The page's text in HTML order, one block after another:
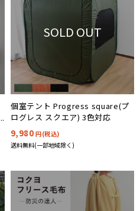
SOLD OUT
個室テント Progress square(プ
ログレス スクエア) 3色対応
9,980円(税込)
送料無料(一部地域除く)